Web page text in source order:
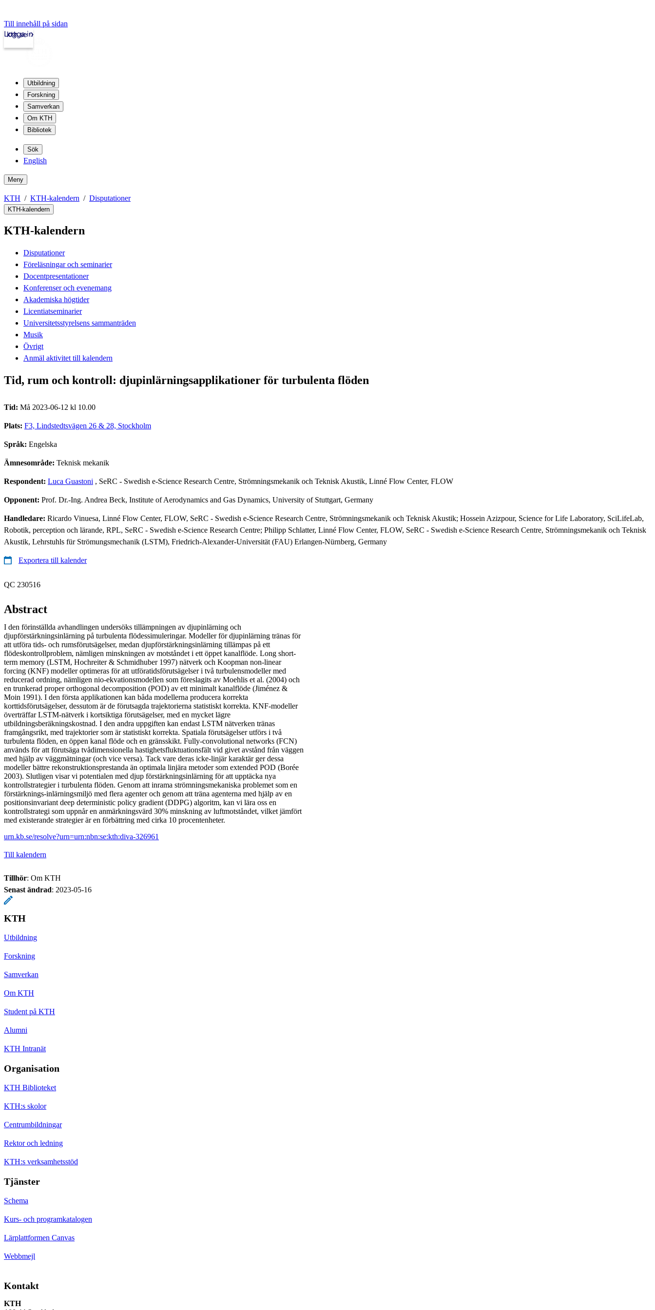
Till innehåll på sidan
kth.se
Logga in
Utbildning
Forskning
Samverkan
Om KTH
Bibliotek
Sök
English
Meny
KTH KTH-kalendern Disputationer
KTH-kalendern
KTH-kalendern
Disputationer
Föreläsningar och seminarier
Docentpresentationer
Konferenser och evenemang
Akademiska högtider
Licentiatseminarier
Universitetsstyrelsens sammanträden
Musik
Övrigt
Anmäl aktivitet till kalendern
Tid, rum och kontroll: djupinlärningsapplikationer för turbulenta flöden
Tid: Må 2023-06-12 kl 10.00
Plats: F3, Lindstedtsvägen 26 & 28, Stockholm
Språk: Engelska
Ämnesområde: Teknisk mekanik
Respondent: Luca Guastoni , SeRC - Swedish e-Science Research Centre, Strömningsmekanik och Teknisk Akustik, Linné Flow Center, FLOW
Opponent: Prof. Dr.-Ing. Andrea Beck, Institute of Aerodynamics and Gas Dynamics, University of Stuttgart, Germany
Handledare: Ricardo Vinuesa, Linné Flow Center, FLOW, SeRC - Swedish e-Science Research Centre, Strömningsmekanik och Teknisk Akustik; Hossein Azizpour, Science for Life Laboratory, SciLifeLab,
Robotik, perception och lärande, RPL, SeRC - Swedish e-Science Research Centre; Philipp Schlatter, Linné Flow Center, FLOW, SeRC - Swedish e-Science Research Centre, Strömningsmekanik och Teknisk
Akustik, Lehrstuhls für Strömungsmechanik (LSTM), Friedrich-Alexander-Universität (FAU) Erlangen-Nürnberg, Germany
Exportera till kalender
QC 230516
Abstract
I den förinställda avhandlingen undersöks tillämpningen av djupinlärning och
djupförstärkningsinlärning på turbulenta flödessimuleringar. Modeller för djupinlärning tränas för
att utföra tids- och rumsförutsägelser, medan djupförstärkningsinlärning tillämpas på ett
flödeskontrollproblem, nämligen minskningen av motståndet i ett öppet kanalflöde. Long short-
term memory (LSTM, Hochreiter & Schmidhuber 1997) nätverk och Koopman non-linear
forcing (KNF) modeller optimeras för att utföratidsförutsägelser i två turbulensmodeller med
reducerad ordning, nämligen nio-ekvationsmodellen som föreslagits av Moehlis et al. (2004) och
en trunkerad proper orthogonal decomposition (POD) av ett minimalt kanalflöde (Jiménez &
Moin 1991). I den första applikationen kan båda modellerna producera korrekta
korttidsförutsägelser, dessutom är de förutsagda trajektorierna statistiskt korrekta. KNF-modeller
överträffar LSTM-nätverk i kortsiktiga förutsägelser, med en mycket lägre
utbildningsberäkningskostnad. I den andra uppgiften kan endast LSTM nätverken tränas
framgångsrikt, med trajektorier som är statistiskt korrekta. Spatiala förutsägelser utförs i två
turbulenta flöden, en öppen kanal flöde och en gränsskikt. Fully-convolutional networks (FCN)
används för att förutsäga tvådimensionella hastighetsfluktuationsfält vid givet avstånd från väggen
med hjälp av väggmätningar (och vice versa). Tack vare deras icke-linjär karaktär ger dessa
modeller bättre rekonstruktionsprestanda än optimala linjära metoder som extended POD (Borée
2003). Slutligen visar vi potentialen med djup förstärkningsinlärning för att upptäcka nya
kontrollstrategier i turbulenta flöden. Genom att inrama strömningsmekaniska problemet som en
förstärknings-inlärningsmiljö med flera agenter och genom att träna agenterna med hjälp av en
positionsinvariant deep deterministic policy gradient (DDPG) algoritm, kan vi lära oss en
kontrollstrategi som uppnår en anmärkningsvärd 30% minskning av luftmotståndet, vilket jämfört
med existerande strategier är en förbättring med cirka 10 procentenheter.
urn.kb.se/resolve?urn=urn:nbn:se:kth:diva-326961
Till kalendern
Tillhör: Om KTH
Senast ändrad: 2023-05-16
KTH
Utbildning
Forskning
Samverkan
Om KTH
Student på KTH
Alumni
KTH Intranät
Organisation
KTH Biblioteket
KTH:s skolor
Centrumbildningar
Rektor och ledning
KTH:s verksamhetsstöd
Tjänster
Schema
Kurs- och programkatalogen
Lärplattformen Canvas
Webbmejl
Kontakt
KTH